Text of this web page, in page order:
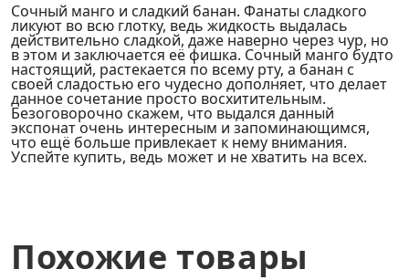
Сочный манго и сладкий банан. Фанаты сладкого
ликуют во всю глотку, ведь жидкость выдалась
действительно сладкой, даже наверно через чур, но
в этом и заключается её фишка. Сочный манго будто
настоящий, растекается по всему рту, а банан с
своей сладостью его чудесно дополняет, что делает
данное сочетание просто восхитительным.
Безоговорочно скажем, что выдался данный
экспонат очень интересным и запоминающимся,
что ещё больше привлекает к нему внимания.
Успейте купить, ведь может и не хватить на всех.
Похожие товары